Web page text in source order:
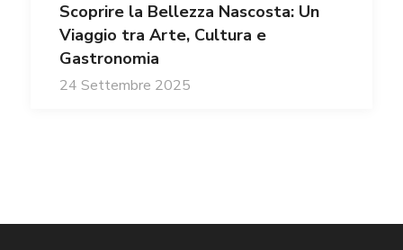
Scoprire la Bellezza Nascosta: Un
Viaggio tra Arte, Cultura e
Gastronomia
24 Settembre 2025